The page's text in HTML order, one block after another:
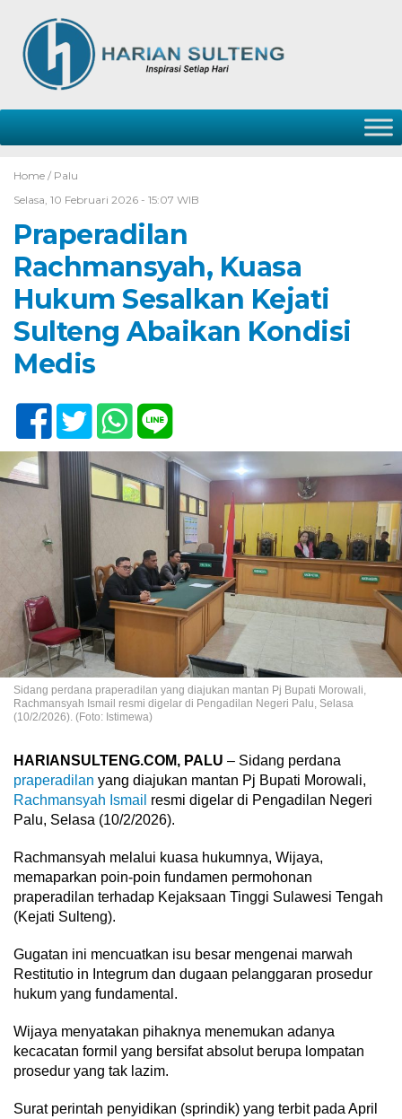
Home / Palu
Selasa, 10 Februari 2026 - 15:07 WIB
Praperadilan
Rachmansyah, Kuasa
Hukum Sesalkan Kejati
Sulteng Abaikan Kondisi
Medis
Sidang perdana praperadilan yang diajukan mantan Pj Bupati Morowali,
Rachmansyah Ismail resmi digelar di Pengadilan Negeri Palu, Selasa
(10/2/2026). (Foto: Istimewa)
HARIANSULTENG.COM, PALU – Sidang perdana
praperadilan yang diajukan mantan Pj Bupati Morowali,
Rachmansyah Ismail resmi digelar di Pengadilan Negeri
Palu, Selasa (10/2/2026).
Rachmansyah melalui kuasa hukumnya, Wijaya,
memaparkan poin-poin fundamen permohonan
praperadilan terhadap Kejaksaan Tinggi Sulawesi Tengah
(Kejati Sulteng).
Gugatan ini mencuatkan isu besar mengenai marwah
Restitutio in Integrum dan dugaan pelanggaran prosedur
hukum yang fundamental.
Wijaya menyatakan pihaknya menemukan adanya
kecacatan formil yang bersifat absolut berupa lompatan
prosedur yang tak lazim.
Surat perintah penyidikan (sprindik) yang terbit pada April